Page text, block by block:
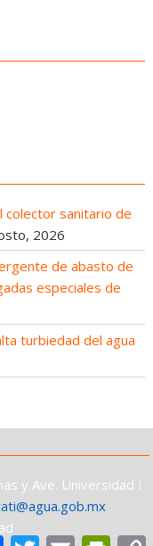
colector sanitario de
2026
de abasto de
especiales de
turbiedad del agua
y Ave. Universidad ⁞
T E P